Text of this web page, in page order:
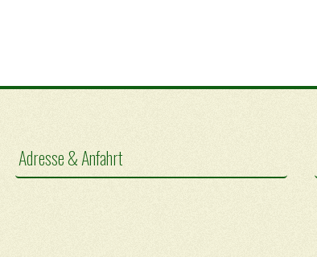
Adresse & Anfahrt